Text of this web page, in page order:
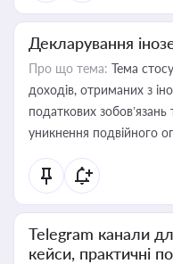
Декларування
Про що тема: Тема
доходів, отриманих з
податкових
уникнення подвійного
Telegram канали
кейси, практичні